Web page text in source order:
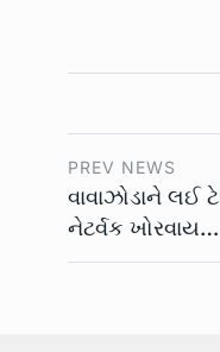
PREV NEWS
વાવાઝોડાને લઈ
નેટર્વક ખોરવાય…